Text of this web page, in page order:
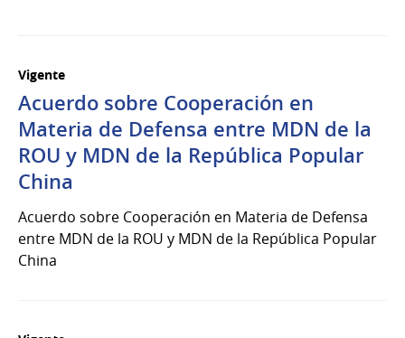
Vigente
Acuerdo sobre Cooperación en
Materia de Defensa entre MDN de la
ROU y MDN de la República Popular
China
Acuerdo sobre Cooperación en Materia de Defensa
entre MDN de la ROU y MDN de la República Popular
China